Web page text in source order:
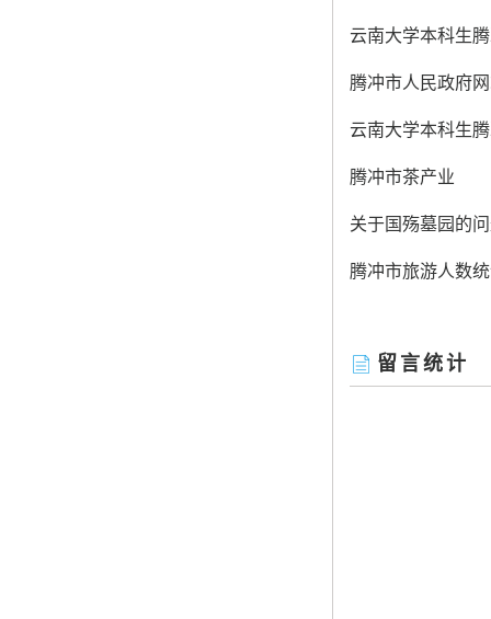
云南大学本科生
腾冲市人民政府
云南大学本科生
腾冲市茶产业
关于国殇墓园的
腾冲市旅游人数
留言统计